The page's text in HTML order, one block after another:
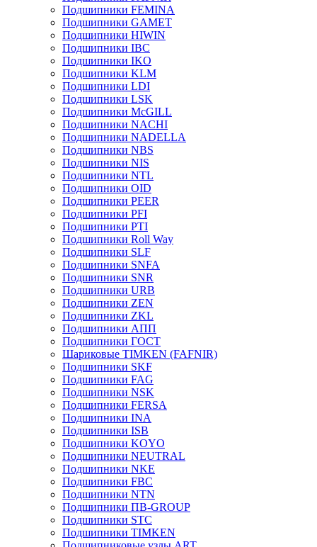
Подшипники FEMINA
Подшипники GAMET
Подшипники HIWIN
Подшипники IBC
Подшипники IKO
Подшипники KLM
Подшипники LDI
Подшипники LSK
Подшипники McGILL
Подшипники NACHI
Подшипники NADELLA
Подшипники NBS
Подшипники NIS
Подшипники NTL
Подшипники OID
Подшипники PEER
Подшипники PFI
Подшипники PTI
Подшипники Roll Way
Подшипники SLF
Подшипники SNFA
Подшипники SNR
Подшипники URB
Подшипники ZEN
Подшипники ZKL
Подшипники АПП
Подшипники ГОСТ
Шариковые ТІMKEN (FAFNIR)
Подшипники SKF
Подшипники FAG
Подшипники NSK
Подшипники FERSA
Подшипники INA
Подшипники ISB
Подшипники KOYO
Подшипники NEUTRAL
Подшипники NKE
Подшипники FBC
Подшипники NTN
Подшипники ПВ-GROUP
Подшипники STC
Подшипники TIMKEN